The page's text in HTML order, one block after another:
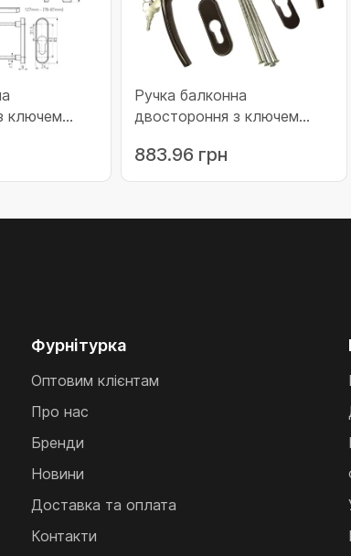
ключем
Ручка балконна
двостороння з ключем
коричнева (02-
193.8019.00.45)
883.96 грн
Фурнітурка
Оптовим клієнтам
Про нас
Бренди
Новини
Доставка та оплата
Контакти